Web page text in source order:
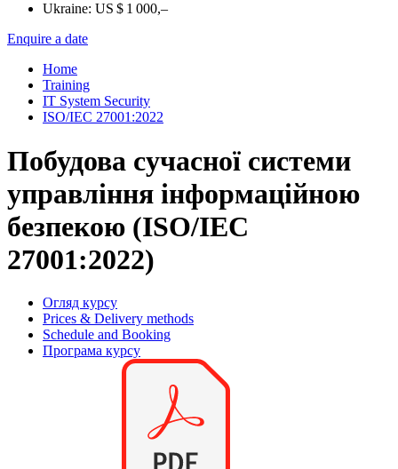
Ukraine: US $ 1 000,–
Enquire a date
Home
Training
IT System Security
ISO/IEC 27001:2022
Побудова сучасної системи
управління інформаційною
безпекою (ISO/IEC
27001:2022)
Огляд курсу
Prices & Delivery methods
Schedule and Booking
Програма курсу